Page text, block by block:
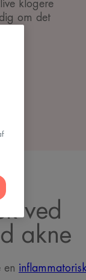
klogere
om det
ved
akne
en